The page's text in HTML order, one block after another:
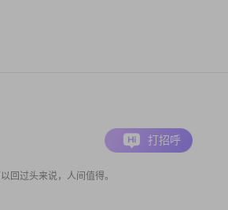
回过头来说，人间值得。
打招呼